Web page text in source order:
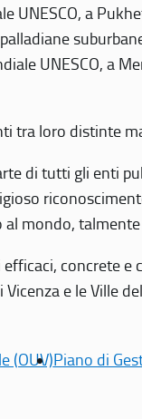
a
UNESCO, a
loro distinte
di tutti gli enti
mondo,
concrete
e le Ville
(OUV)Piano di